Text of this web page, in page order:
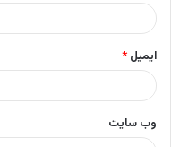
ایمیل *
وب‌ سایت